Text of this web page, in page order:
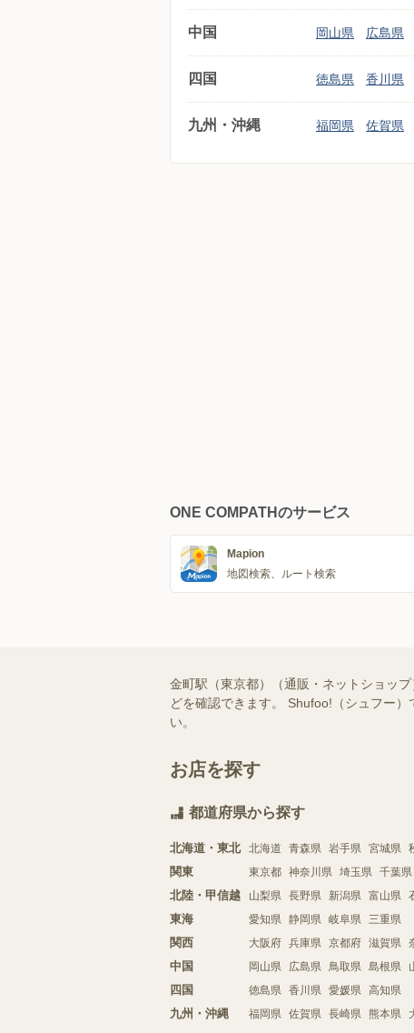
中国 岡山県 広島県
四国 徳島県 香川県
九州・沖縄 福岡県 佐賀県
ONE COMPATHのサービス
Mapion
地図検索、ルート検索
金町駅（東京都）（通販・ネットショッ
どを確認できます。 Shufoo!（シュフー
い。
お店を探す
都道府県から探す
北海道・東北 北海道 青森県 岩手県 宮城県
関東 東京都 神奈川県 埼玉県 千葉県
北陸・甲信越 山梨県 長野県 新潟県 富山県
東海 愛知県 静岡県 岐阜県 三重県
関西 大阪府 兵庫県 京都府 滋賀県
中国 岡山県 広島県 鳥取県 島根県
四国 徳島県 香川県 愛媛県 高知県
九州・沖縄 福岡県 佐賀県 長崎県 熊本県